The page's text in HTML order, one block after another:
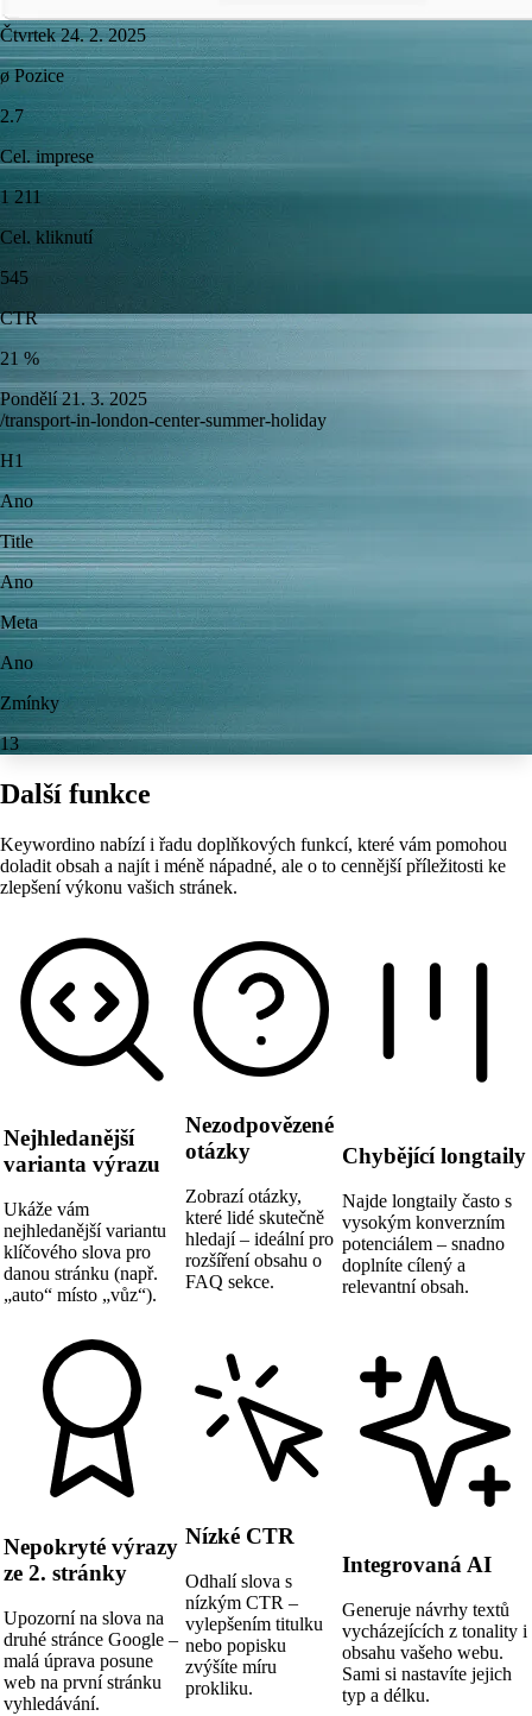
Čtvrtek 24. 2. 2025
ø Pozice
2.7
Cel. imprese
1 211
Cel. kliknutí
545
CTR
21 %
Pondělí 21. 3. 2025
/transport-in-london-center-summer-holiday
H1
Ano
Title
Ano
Meta
Ano
Zmínky
13
Další funkce
Keywordino nabízí i řadu doplňkových funkcí, které vám pomohou
doladit obsah a najít i méně nápadné, ale o to cennější příležitosti ke
zlepšení výkonu vašich stránek.
Nejhledanější
varianta výrazu
Ukáže vám
nejhledanější variantu
klíčového slova pro
danou stránku (např.
„auto“ místo „vůz“).
Nezodpovězené
otázky
Zobrazí otázky,
které lidé skutečně
hledají – ideální pro
rozšíření obsahu o
FAQ sekce.
Chybějící longtaily
Najde longtaily často s
vysokým konverzním
potenciálem – snadno
doplníte cílený a
relevantní obsah.
Nepokryté výrazy
ze 2. stránky
Upozorní na slova na
druhé stránce Google –
malá úprava posune
web na první stránku
vyhledávání.
Nízké CTR
Odhalí slova s
nízkým CTR –
vylepšením titulku
nebo popisku
zvýšíte míru
prokliku.
Integrovaná AI
Generuje návrhy textů
vycházejících z tonality i
obsahu vašeho webu.
Sami si nastavíte jejich
typ a délku.